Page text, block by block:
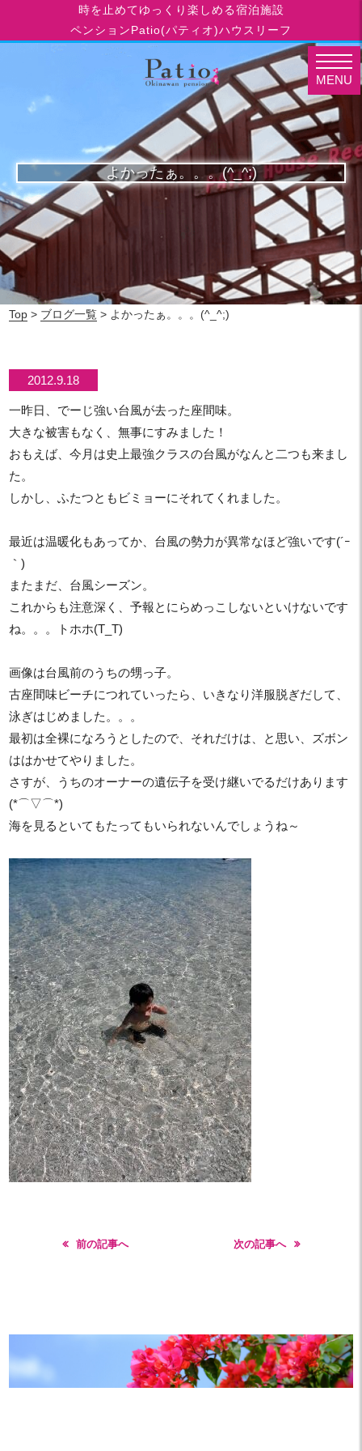
時を止めてゆっくり楽しめる宿泊施設
ペンションPatio(パティオ)ハウスリーフ
よかったぁ。。。(^_^;)
Top > ブログ一覧 > よかったぁ。。。(^_^;)
2012.9.18
一昨日、でーじ強い台風が去った座間味。
大きな被害もなく、無事にすみました！
おもえば、今月は史上最強クラスの台風がなんと二つも来まし
た。
しかし、ふたつともビミョーにそれてくれました。
最近は温暖化もあってか、台風の勢力が異常なほど強いです(´ｰ
｀)
またまだ、台風シーズン。
これからも注意深く、予報とにらめっこしないといけないです
ね。。。トホホ(T_T)
画像は台風前のうちの甥っ子。
古座間味ビーチにつれていったら、いきなり洋服脱ぎだして、
泳ぎはじめました。。。
最初は全裸になろうとしたので、それだけは、と思い、ズボン
ははかせてやりました。
さすが、うちのオーナーの遺伝子を受け継いでるだけあります
(*⌒▽⌒*)
海を見るといてもたってもいられないんでしょうね～
前の記事へ 次の記事へ
MENU